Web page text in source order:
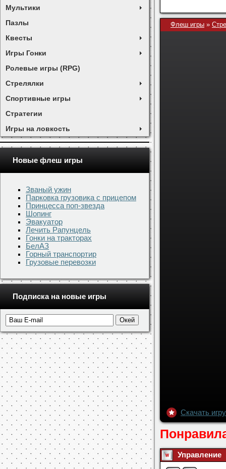
Мультики
Пазлы
Квесты
Игры Гонки
Ролевые игры (RPG)
Стрелялки
Спортивные игры
Стратегии
Игры на ловкость
Новые флеш игры
Званый ужин
Парковка грузовика с прицепом
Принцесса поп-звезда
Шопинг
Эвакуатор
Лечить Рапунцель
Гонки на тракторах
БелАЗ
Горный транспортир
Грузовые перевозки
Подписка на новые игры
Флеш игры »
Скачать
Управление